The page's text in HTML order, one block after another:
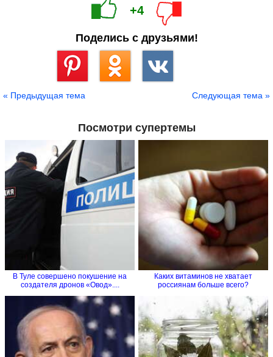
+4
Поделись с друзьями!
« Предыдущая тема Следующая тема »
Посмотри супертемы
В Туле совершено покушение на
создателя дронов «Овод»....
Каких витаминов не хватает
россиянам больше всего?